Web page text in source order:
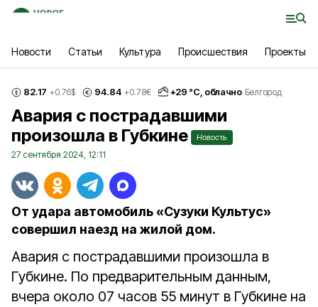
Новости Статьи Культура Происшествия Проекты
82.17 +0.76$ 94.84 +0.78€ +29 °С, облачно Белгород
Авария с пострадавшими
произошла в Губкине
Новость
27 сентября 2024, 12:11
От удара автомобиль «Сузуки Культус»
совершил наезд на жилой дом.
Авария с пострадавшими произошла в
Губкине. По предварительным данным,
вчера около 07 часов 55 минут в Губкине на